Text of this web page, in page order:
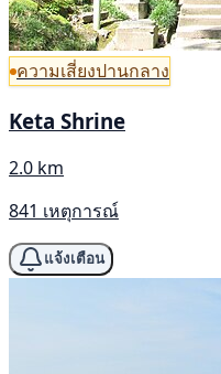
ความเสี่ยงปานกลาง
Keta Shrine
2.0 km
841 เหตุการณ์
แจ้งเตือน